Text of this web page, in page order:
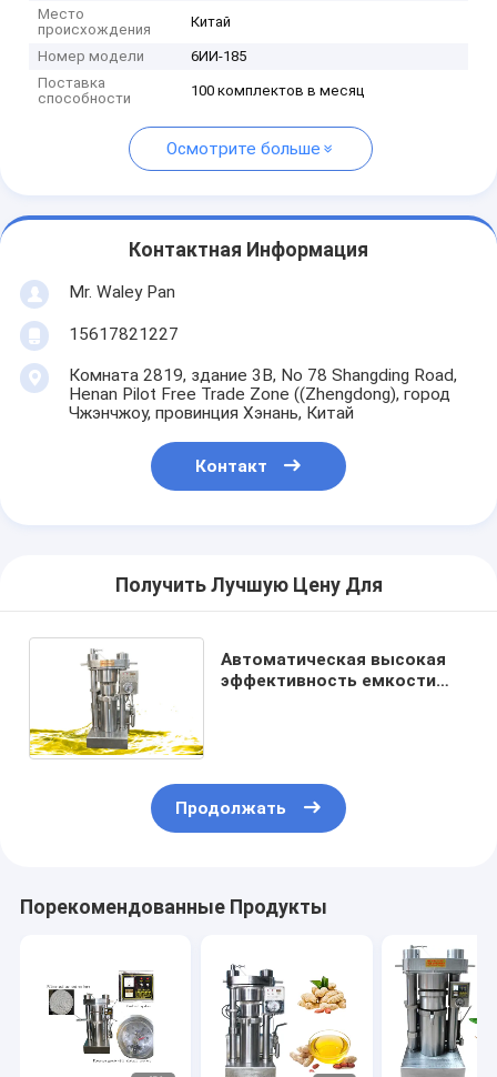
Место
происхождения
Китай
Номер модели
6ИИ-185
Поставка
способности
100 комплектов в месяц
Осмотрите больше
Контактная Информация
Mr. Waley Pan
15617821227
Комната 2819, здание 3B, No 78 Shangding Road,
Henan Pilot Free Trade Zone ((Zhengdong), город
Чжэнчжоу, провинция Хэнань, Китай
Контакт
Получить Лучшую Цену Для
Автоматическая высокая
эффективность емкости
Продолжать
Порекомендованные Продукты